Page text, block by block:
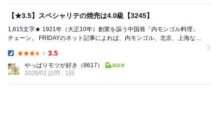
【★3.5】スペシャリテの焼売は4.0級【3245】
1,615文字★ 1921年（大正10年）創業を謳う中国発「内モンゴル料理」
チェーン。 FRIDAYのネット記事によれば、内モンゴル、北京、上海など
3.5
やっぱりモツが好き
（8617）
2026/02 訪問
1回